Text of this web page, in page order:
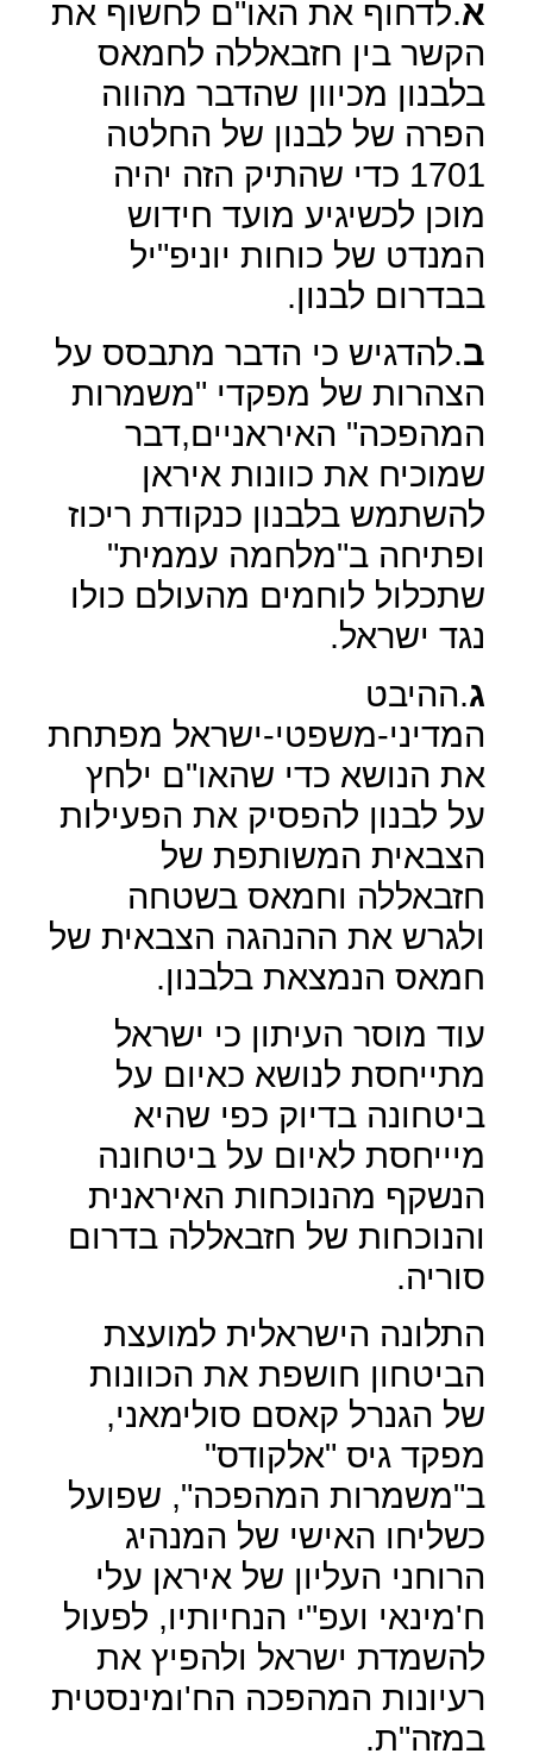
א.לדחוף את האו"ם לחשוף את
הקשר בין חזבאללה לחמאס
בלבנון מכיוון שהדבר מהווה
הפרה של לבנון של החלטה
1701 כדי שהתיק הזה יהיה
מוכן לכשיגיע מועד חידוש
המנדט של כוחות יוניפ"יל
בבדרום לבנון.
ב.להדגיש כי הדבר מתבסס על
הצהרות של מפקדי "משמרות
המהפכה" האיראניים,דבר
שמוכיח את כוונות איראן
להשתמש בלבנון כנקודת ריכוז
ופתיחה ב"מלחמה עממית"
שתכלול לוחמים מהעולם כולו
נגד ישראל.
ג.ההיבט
המדיני-משפטי-ישראל מפתחת
את הנושא כדי שהאו"ם ילחץ
על לבנון להפסיק את הפעילות
הצבאית המשותפת של
חזבאללה וחמאס בשטחה
ולגרש את ההנהגה הצבאית של
חמאס הנמצאת בלבנון.
עוד מוסר העיתון כי ישראל
מתייחסת לנושא כאיום על
ביטחונה בדיוק כפי שהיא
מיייחסת לאיום על ביטחונה
הנשקף מהנוכחות האיראנית
והנוכחות של חזבאללה בדרום
סוריה.
התלונה הישראלית למועצת
הביטחון חושפת את הכוונות
של הגנרל קאסם סולימאני,
מפקד גיס "אלקודס"
ב"משמרות המהפכה", שפועל
כשליחו האישי של המנהיג
הרוחני העליון של איראן עלי
ח'מינאי ועפ"י הנחיותיו, לפעול
להשמדת ישראל ולהפיץ את
רעיונות המהפכה הח'ומינסטית
במזה"ת.